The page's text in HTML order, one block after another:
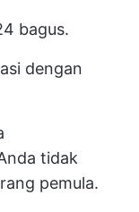
bagus.
dengan
tidak
pemula.